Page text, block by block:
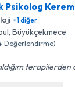
e-
Psikolog
+1diğer
, Büyükçekmece
Değerlendirme)